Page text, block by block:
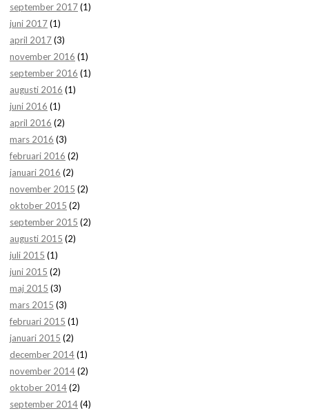
september 2017(1)
juni 2017(1)
april 2017(3)
november 2016 (1)
september 2016 (1)
augusti 2016 (1)
juni 2016 (1)
april 2016 (2)
mars 2016 (3)
februari 2016 (2)
januari 2016 (2)
november 2015 (2)
oktober 2015 (2)
september 2015 (2)
augusti 2015 (2)
juli 2015 (1)
juni 2015 (2)
maj 2015 (3)
mars 2015 (3)
februari 2015 (1)
januari 2015 (2)
december 2014(1)
november 2014(2)
oktober 2014(2)
september 2014(4)